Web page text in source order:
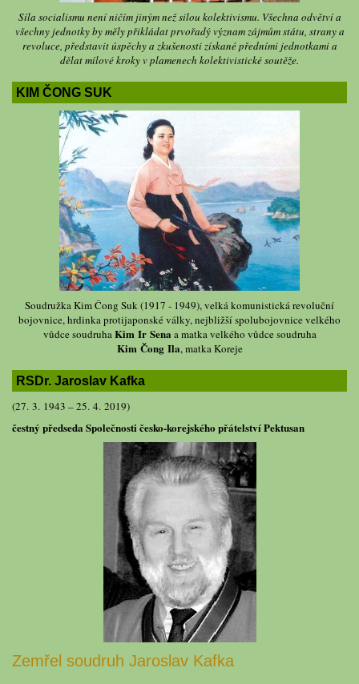
Síla socialismu není ničím jiným než silou kolektivismu. Všechna odvětví a
všechny jednotky by měly přikládat prvořadý význam zájmům státu, strany a
revoluce, představit úspěchy a zkušenosti získané předními jednotkami a
dělat mílové kroky v plamenech kolektivistické soutěže.
KIM ČONG SUK
Soudružka Kim Čong Suk (1917 - 1949), velká komunistická revoluční
bojovnice, hrdinka protijaponské války, nejbližší spolubojovnice velkého
vůdce soudruhaKim Ir Sena a matka velkého vůdce soudruha
Kim Čong Ila, matka Koreje
RSDr. Jaroslav Kafka
(27. 3. 1943 – 25. 4. 2019)
čestný předseda Společnosti česko-korejského přátelství Pektusan
Zemřel soudruh Jaroslav Kafka